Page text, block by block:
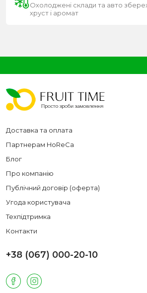
Охолоджені склади та авто
хруст і аромат
Доставка та оплата
Партнерам HoReCa
Блог
Про компанію
Публічний договір (оферта)
Угода користувача
Техпідтримка
Контакти
+38 (067) 000-20-10